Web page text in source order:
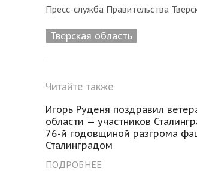
Пресс-служба Правительства
Тверская область
Читайте также
Игорь Руденя поздравил
области — участников
76-й годовщиной разгрома
Сталинградом
ПОДРОБНЕЕ